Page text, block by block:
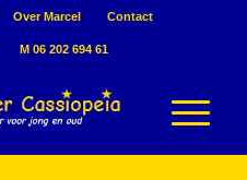
Over Marcel Contact
M 06 202 694 61